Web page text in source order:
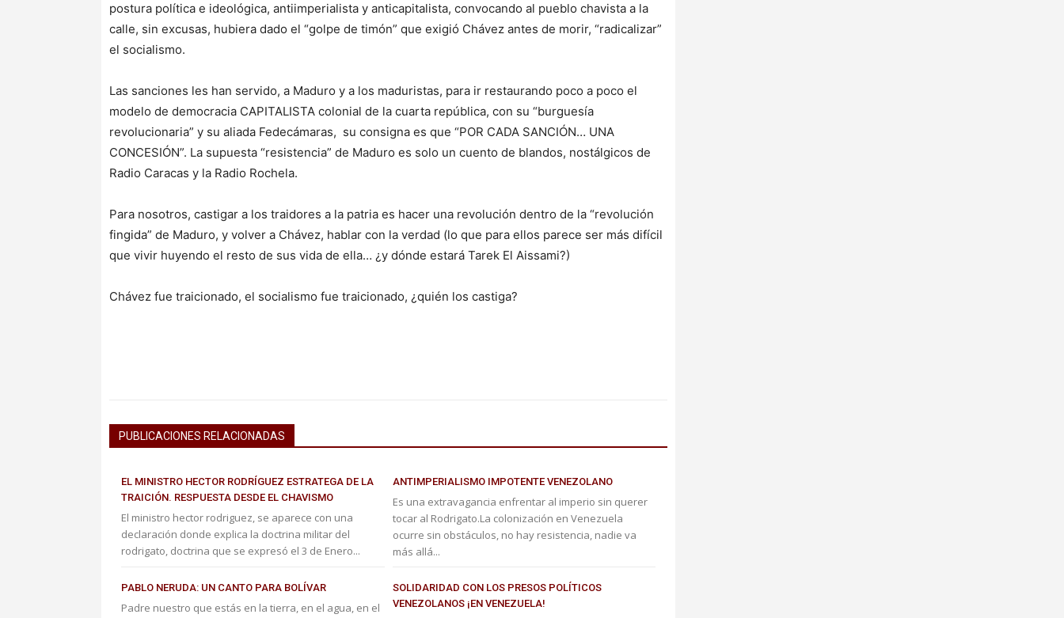
postura política e ideológica, antiimperialista y anticapitalista, convocando al pueblo chavista a la
calle, sin excusas, hubiera dado el “golpe de timón” que exigió Chávez antes de morir, “radicalizar”
el socialismo.
Las sanciones les han servido, a Maduro y a los maduristas, para ir restaurando poco a poco el
modelo de democracia CAPITALISTA colonial de la cuarta república, con su “burguesía
revolucionaria” y su aliada Fedecámaras, su consigna es que “POR CADA SANCIÓN… UNA
CONCESIÓN”. La supuesta “resistencia” de Maduro es solo un cuento de blandos, nostálgicos de
Radio Caracas y la Radio Rochela.
Para nosotros, castigar a los traidores a la patria es hacer una revolución dentro de la “revolución
fingida” de Maduro, y volver a Chávez, hablar con la verdad (lo que para ellos parece ser más difícil
que vivir huyendo el resto de sus vida de ella… ¿y dónde estará Tarek El Aissami?)
Chávez fue traicionado, el socialismo fue traicionado, ¿quién los castiga?
PUBLICACIONES RELACIONADAS
EL MINISTRO HECTOR RODRÍGUEZ ESTRATEGA DE LA
TRAICIÓN. RESPUESTA DESDE EL CHAVISMO
El ministro hector rodriguez, se aparece con una
declaración donde explica la doctrina militar del
rodrigato, doctrina que se expresó el 3 de Enero...
ANTIMPERIALISMO IMPOTENTE VENEZOLANO
Es una extravagancia enfrentar al imperio sin querer
tocar al Rodrigato.La colonización en Venezuela
ocurre sin obstáculos, no hay resistencia, nadie va
más allá...
PABLO NERUDA: UN CANTO PARA BOLÍVAR
Padre nuestro que estás en la tierra, en el agua, en el
SOLIDARIDAD CON LOS PRESOS POLÍTICOS
VENEZOLANOS ¡EN VENEZUELA!